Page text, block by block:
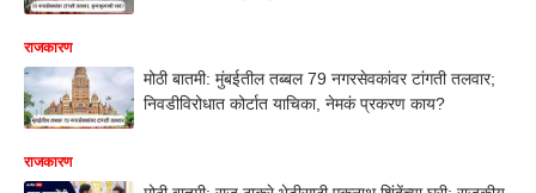
राजकारण
मोठी बातमी: मुंबईतील तब्बल 79 नगरसेवकांवर टांगती तलवार;
निवडीविरोधात कोर्टात याचिका, नेमकं प्रकरण काय?
राजकारण